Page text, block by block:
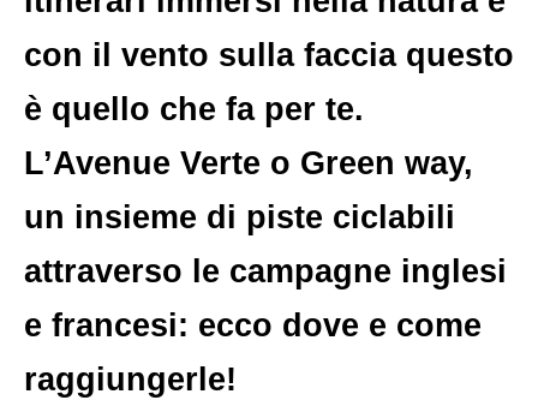
con il vento sulla faccia questo
è quello che fa per te.
L’Avenue Verte o Green way,
un insieme di piste ciclabili
attraverso le campagne inglesi
e francesi: ecco dove e come
raggiungerle!